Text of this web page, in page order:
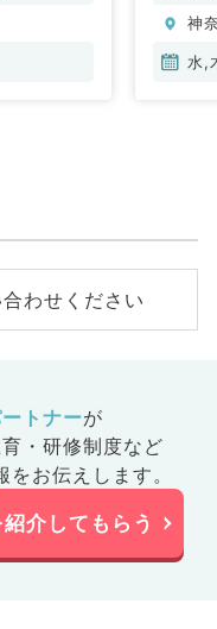
科
内
神
水,
わせください
トナーが
・研修制度など
お伝えします。
介してもらう